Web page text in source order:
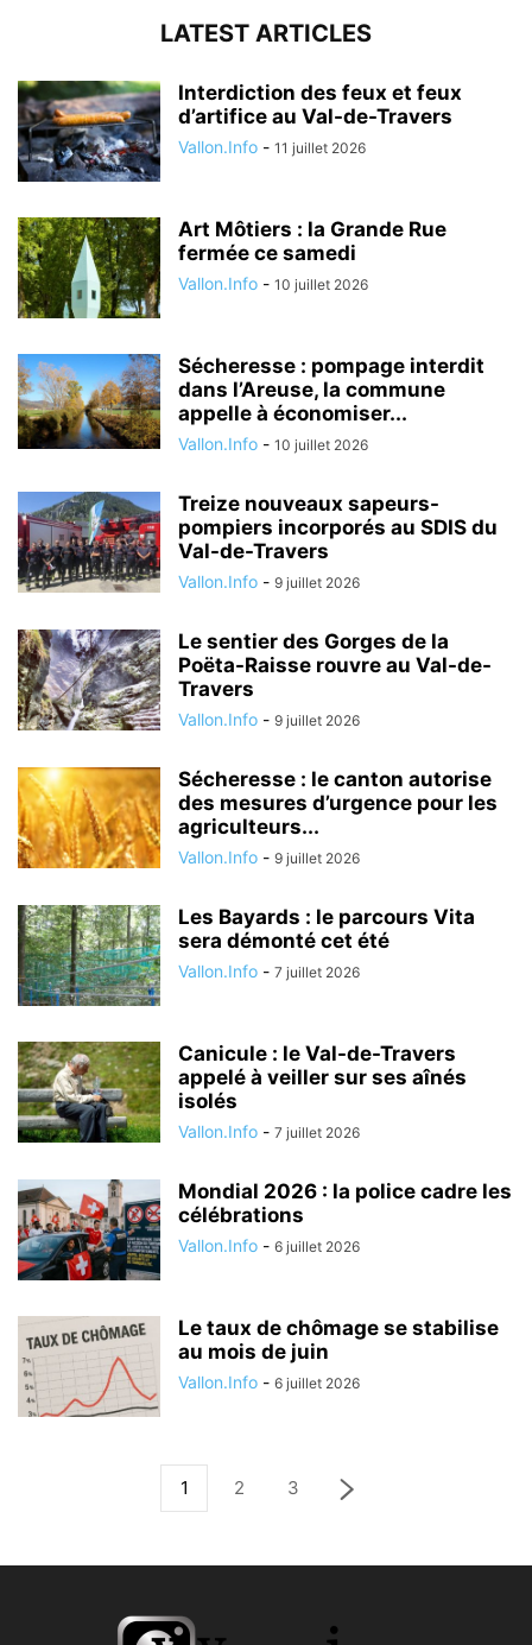
LATEST ARTICLES
Interdiction des feux et feux
d’artifice au Val-de-Travers
Vallon.Info - 11 juillet 2026
Art Môtiers : la Grande Rue
fermée ce samedi
Vallon.Info - 10 juillet 2026
Sécheresse : pompage interdit
dans l’Areuse, la commune
appelle à économiser...
Vallon.Info - 10 juillet 2026
Treize nouveaux sapeurs-
pompiers incorporés au SDIS du
Val-de-Travers
Vallon.Info - 9 juillet 2026
Le sentier des Gorges de la
Poëta-Raisse rouvre au Val-de-
Travers
Vallon.Info - 9 juillet 2026
Sécheresse : le canton autorise
des mesures d’urgence pour les
agriculteurs...
Vallon.Info - 9 juillet 2026
Les Bayards : le parcours Vita
sera démonté cet été
Vallon.Info - 7 juillet 2026
Canicule : le Val-de-Travers
appelé à veiller sur ses aînés
isolés
Vallon.Info - 7 juillet 2026
Mondial 2026 : la police cadre les
célébrations
Vallon.Info - 6 juillet 2026
Le taux de chômage se stabilise
au mois de juin
Vallon.Info - 6 juillet 2026
1 2 3